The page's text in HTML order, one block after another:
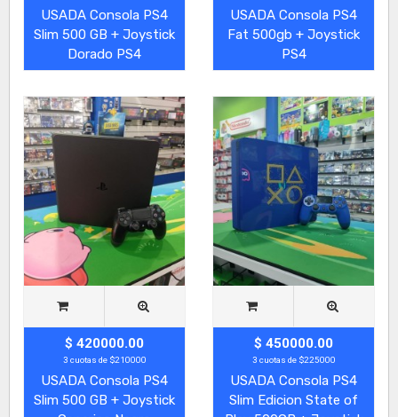
USADA Consola PS4
Slim 500 GB + Joystick
Dorado PS4
USADA Consola PS4
Fat 500gb + Joystick
PS4
$ 420000.00
3 cuotas de $210000
USADA Consola PS4
Slim 500 GB + Joystick
$ 450000.00
3 cuotas de $225000
USADA Consola PS4
Slim Edicion State of